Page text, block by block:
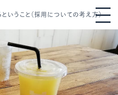
いうこと（採用についての考え方）